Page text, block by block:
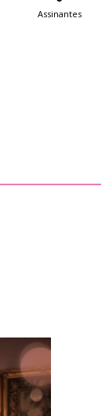
Assinantes